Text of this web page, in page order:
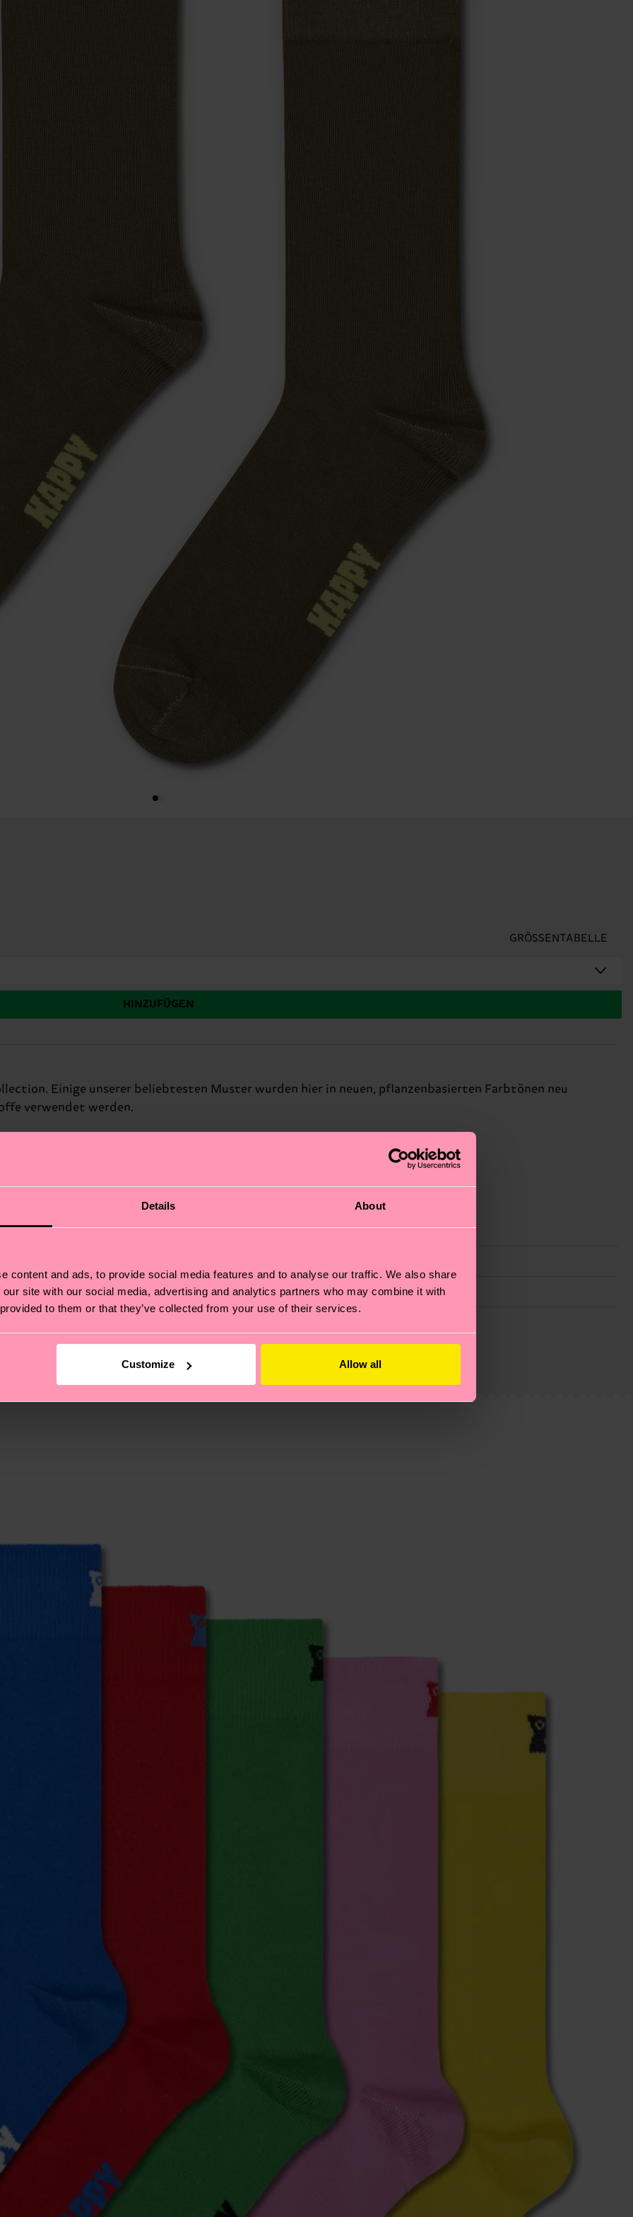
Details About
content and ads, to provide social media features and to analyse our traffic. We also share
site with our social media, advertising and analytics partners who may combine it with
to them or that they’ve collected from your use of their services.
Customize Allow all
GRÖSSENTABELLE
HINZUFÜGEN
Einige unserer beliebtesten Muster wurden hier in neuen, pflanzenbasierten Farbtönen neu
verwendet werden.
Polyamide, 1% Elastane
– es geht auch um eine ethische Lieferkette, die Reduzierung von Emissionen, die richtige Pflege von
einen Richtwert handelt und die genaue Lieferzeit von der lokalen Post in deinem Land abhängt.